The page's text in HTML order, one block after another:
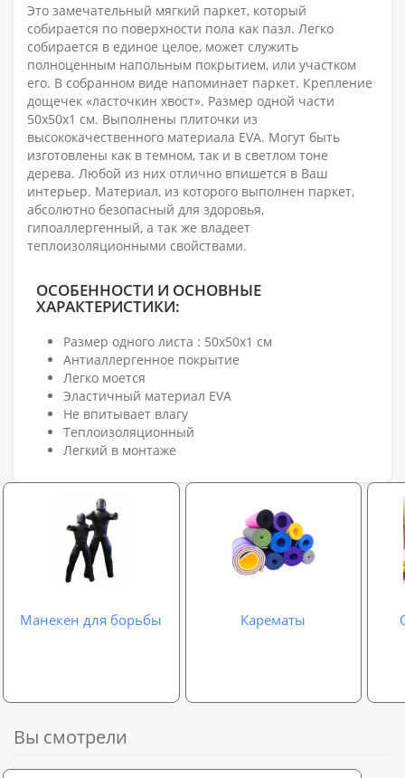
Это замечательный мягкий паркет, который
собирается по поверхности пола как пазл. Легко
собирается в единое целое, может служить
полноценным напольным покрытием, или участком
его. В собранном виде напоминает паркет. Крепление
дощечек «ласточкин хвост». Размер одной части
50х50х1 см. Выполнены плиточки из
высококачественного материала EVA. Могут быть
изготовлены как в темном, так и в светлом тоне
дерева. Любой из них отлично впишется в Ваш
интерьер. Материал, из которого выполнен паркет,
абсолютно безопасный для здоровья,
гипоаллергенный, а так же владеет
теплоизоляционными свойствами.
ОСОБЕННОСТИ И ОСНОВНЫЕ
ХАРАКТЕРИСТИКИ:
Размер одного листа : 50х50х1 см
Антиаллергенное покрытие
Легко моется
Эластичный материал EVА
Не впитывает влагу
Теплоизоляционный
Легкий в монтаже
Манекен для борьбы Карематы
Вы смотрели